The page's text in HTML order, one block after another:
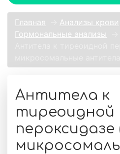
Главная Анализы крови
Гормональные анализы
Антитела к
тиреоидной